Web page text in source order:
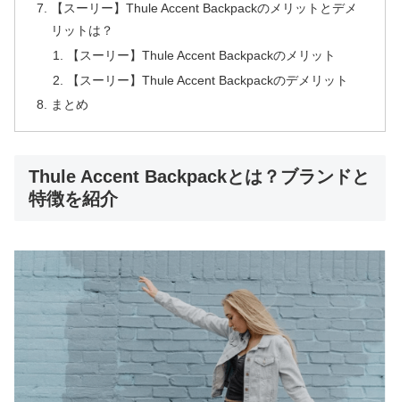
【スーリー】Thule Accent Backpackのメリットとデメ
リットは？
【スーリー】Thule Accent Backpackのメリット
【スーリー】Thule Accent Backpackのデメリット
まとめ
Thule Accent Backpackとは？ブランドと
特徴を紹介